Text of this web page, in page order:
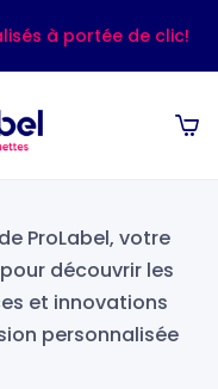
à portée de clic!
ProLabel, votre
découvrir les
et innovations
personnalisée